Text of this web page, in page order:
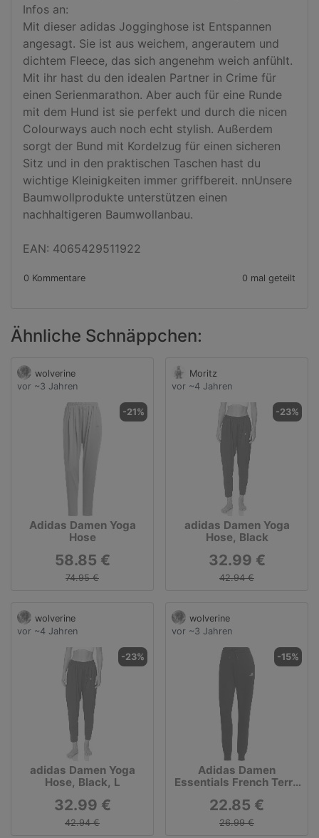
Infos an:
Mit dieser adidas Jogginghose ist Entspannen
angesagt. Sie ist aus weichem, angerautem und
dichtem Fleece, das sich angenehm weich anfühlt.
Mit ihr hast du den idealen Partner in Crime für
einen Serienmarathon. Aber auch für eine Runde
mit dem Hund ist sie perfekt und durch die nicen
Colourways auch noch echt stylish. Außerdem
sorgt der Bund mit Kordelzug für einen sicheren
Sitz und in den praktischen Taschen hast du
wichtige Kleinigkeiten immer griffbereit. nnUnsere
Baumwollprodukte unterstützen einen
nachhaltigeren Baumwollanbau.
EAN: 4065429511922
0 Kommentare 0 mal geteilt
Ähnliche Schnäppchen:
wolverine
vor ~3 Jahren
-21%
Adidas Damen Yoga
Hose
58.85 €
74.95 €
Moritz
vor ~4 Jahren
-23%
adidas Damen Yoga
Hose, Black
32.99 €
42.94 €
wolverine
vor ~4 Jahren
-23%
adidas Damen Yoga
Hose, Black, L
32.99 €
42.94 €
wolverine
vor ~3 Jahren
-15%
Adidas Damen
Essentials French Terry
22.85 €
26.99 €